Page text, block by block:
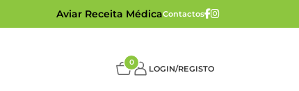
Aviar Receita MédicaContactos
0
LOGIN/REGISTO